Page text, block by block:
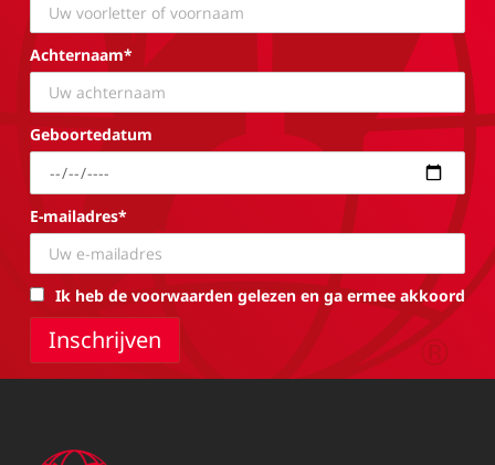
Achternaam*
Geboortedatum
E-mailadres*
Ik heb de voorwaarden gelezen en ga ermee akkoord